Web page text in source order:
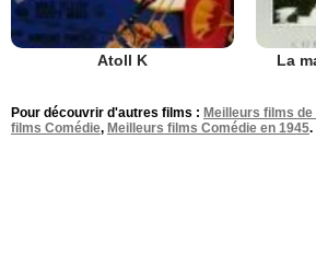
Atoll K La
Pour découvrir d'autres films : Meilleurs films
films Comédie, Meilleurs films Comédie en 1945.